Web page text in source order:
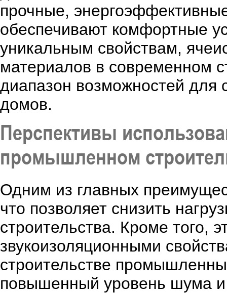
прочные,
обеспечивают комфортные
уникальным свойствам,
материалов в современном
диапазон возможностей для
домов.
Перспективы
промышленном
Одним из главных
что позволяет снизить
строительства. Кроме того,
звукоизоляционными
строительстве
повышенный уровень шума